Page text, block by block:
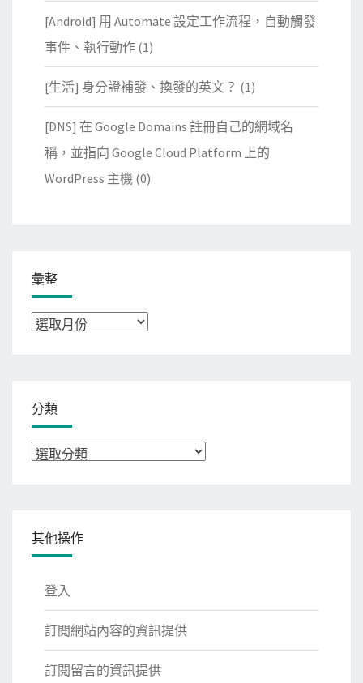
[Android] 用 Automate 設定工作流程，自動觸發
事件、執行動作 (1)
[生活] 身分證補發、換發的英文？ (1)
[DNS] 在 Google Domains 註冊自己的網域名
稱，並指向 Google Cloud Platform 上的
WordPress 主機 (0)
彙整
彙
分類
分
其他操作
登入
訂閱網站內容的資訊提供
訂閱留言的資訊提供